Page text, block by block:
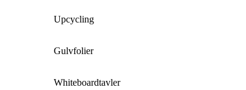
Upcycling
Gulvfolier
Whiteboardtavler